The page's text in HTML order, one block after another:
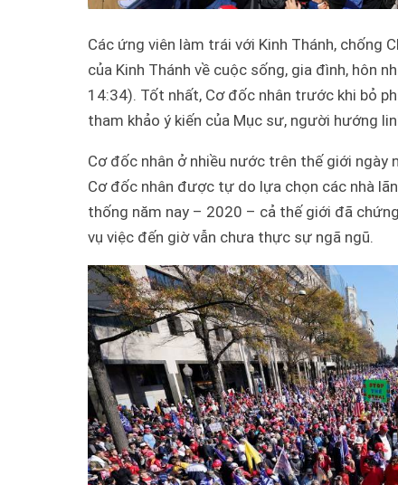
Các ứng viên làm trái với Kinh Thánh, chống
của Kinh Thánh về cuộc sống, gia đình, hôn
14:34). Tốt nhất, Cơ đốc nhân trước khi bỏ
tham khảo ý kiến của Mục sư, người hướng
Cơ đốc nhân ở nhiều nước trên thế giới ngày
Cơ đốc nhân được tự do lựa chọn các nhà
thống năm nay – 2020 – cả thế giới đã
vụ việc đến giờ vẫn chưa thực sự ngã ngũ.